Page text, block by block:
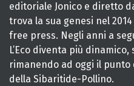
editoriale Jonico e diretto
trova la sua genesi nel
free press. Negli anni a
L’Eco diventa più
rimanendo ad oggi il
della Sibaritide-Pollino.